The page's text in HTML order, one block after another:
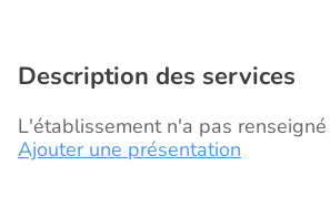
Description des services
L'établissement n'a pas
Ajouter une présentation